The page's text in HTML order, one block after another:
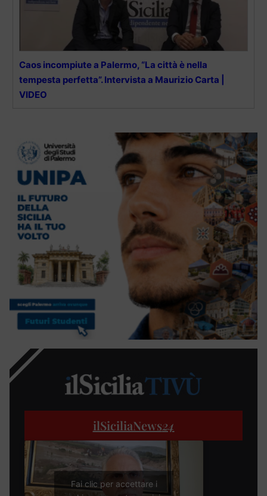
Caos incompiute a Palermo, “La città è nella
tempesta perfetta”. Intervista a Maurizio Carta |
VIDEO
ilSiciliaNews24
Fai clic per accettare i